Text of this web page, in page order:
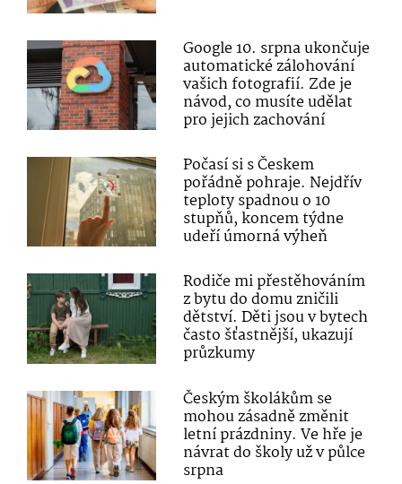
Google 10. srpna ukončuje
automatické zálohování
vašich fotografií. Zde je
návod, co musíte udělat
pro jejich zachování
Počasí si s Českem
pořádně pohraje. Nejdřív
teploty spadnou o 10
stupňů, koncem týdne
udeří úmorná výheň
Rodiče mi přestěhováním
z bytu do domu zničili
dětství. Děti jsou v bytech
často šťastnější, ukazují
průzkumy
Českým školákům se
mohou zásadně změnit
letní prázdniny. Ve hře je
návrat do školy už v půlce
srpna